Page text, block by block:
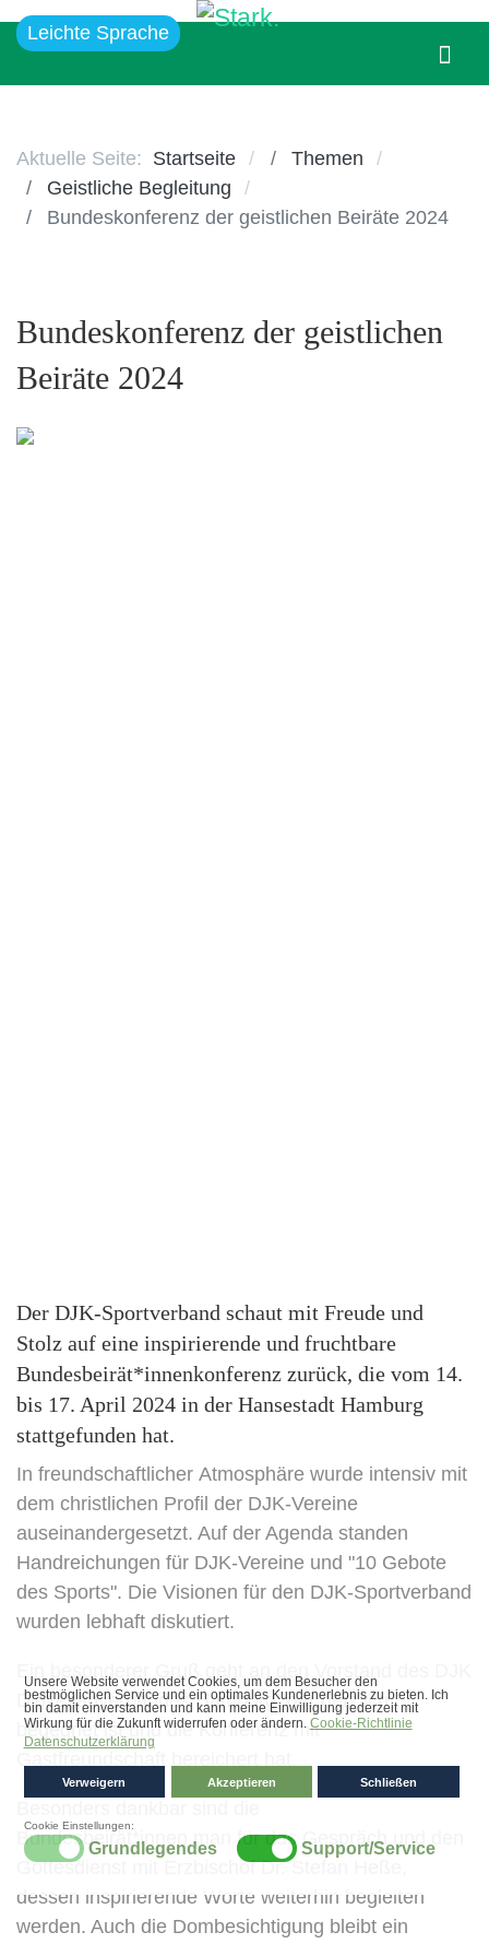
Leichte Sprache
Aktuelle Seite: Startseite
Themen
Geistliche Begleitung
Bundeskonferenz der geistlichen Beiräte 2024
Bundeskonferenz der geistlichen
Beiräte 2024
Der DJK-Sportverband schaut mit Freude und
Stolz auf eine inspirierende und fruchtbare
Bundesbeirät*innenkonferenz zurück, die vom 14.
bis 17. April 2024 in der Hansestadt Hamburg
stattgefunden hat.
In freundschaftlicher Atmosphäre wurde intensiv mit
dem christlichen Profil der DJK-Vereine
auseinandergesetzt. Auf der Agenda standen
Handreichungen für DJK-Vereine und "10 Gebote
des Sports". Die Visionen für den DJK-Sportverband
wurden lebhaft diskutiert.
Ein besonderer Gruß geht an den Vorstand des DJK
Diözesanverbandes Hamburg, der herzlich
begegnet ist und die Konferenz mit
Bundesbeirät*innen man für das Gespräch und den
Gottesdienst mit Erzbischof Dr. Stefan Heße,
dessen inspirierende Worte weiterhin begleiten
werden. Auch die Dombesichtigung bleibt ein